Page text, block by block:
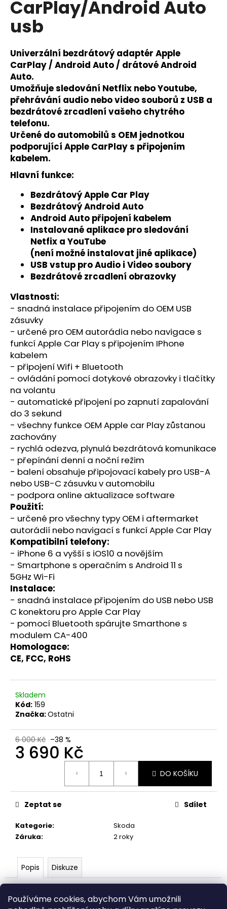
Používáme cookies, abychom Vám umožnili
CarPlay/Android Auto
usb
Univerzální bezdrátový adaptér Apple
CarPlay / Android Auto / drátové Android
Auto.
Umožňuje sledování Netflix nebo Youtube,
přehrávání audio nebo video souborů z USB a
bezdrátové zrcadlení vašeho chytrého
telefonu.
Určené do automobilů s OEM jednotkou
podporující Apple CarPlay s připojením
kabelem.
Hlavní funkce:
Bezdrátový Apple Car Play
Bezdrátový Android Auto
Android Auto připojení kabelem​
Instalované aplikace pro sledování
Netfix a YouTube
(není možné instalovat jiné aplikace)
USB vstup pro Audio i Video soubory
Bezdrátové zrcadlení obrazovky
Vlastnosti:
- snadná instalace připojením do OEM USB
zásuvky
- určené pro OEM autorádia nebo navigace s
funkcí Apple Car Play s připojením IPhone
kabelem
- připojení Wifi + Bluetooth
- ovládání pomocí dotykové obrazovky i tlačítky
na volantu
- automatické připojení po zapnutí zapalování
do 3 sekund
- všechny funkce OEM Apple car Play zůstanou
zachovány
- rychlá odezva, plynulá bezdrátová komunikace
- přepínání denní a noční režim
- balení obsahuje připojovací kabely pro USB-A
nebo USB-C zásuvku v automobilu
- podpora online aktualizace software
Použití:
- určené pro všechny typy OEM i aftermarket
autorádií nebo navigací s funkcí Apple Car Play
Kompatibilní telefony:
- iPhone 6 a vyšší s iOS10 a novějším
- Smartphone s operačním s Android 11 s
5GHz Wi-Fi
Instalace:
- snadná instalace připojením do USB nebo USB
C konektoru pro Apple Car Play
- pomocí Bluetooth spárujte Smarthone s
modulem CA-400
Homologace:
CE, FCC, RoHS
Skladem
Kód: 159
Značka:Ostatni
6 000 Kč –38 %
3 690 Kč
DO KOŠÍKU
Kategorie:
Skoda
Záruka: 2 roky
Zeptat se Sdílet
Popis Diskuze
a
j
t
?
HLEDAT
D
o
POUŽITÁ:
SKODA
OCTAVIA
3
AMUNDSEN
MIB25
24
999
Kč
Původně:
30
000
Kč